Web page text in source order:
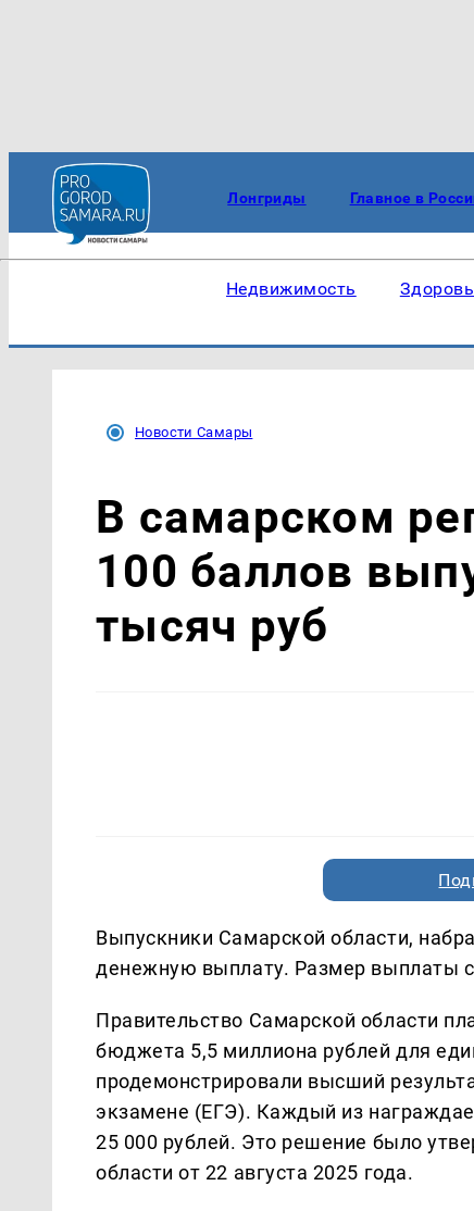
Лонгриды Главное в
Недвижимость
Новости Самары
В самарском
100 баллов
тысяч руб
Выпускники Самарской области,
денежную выплату. Размер выплаты
Правительство Самарской области
бюджета 5,5 миллиона рублей для
продемонстрировали высший
экзамене (ЕГЭ). Каждый из
25 000 рублей. Это решение было
области от 22 августа 2025 года.